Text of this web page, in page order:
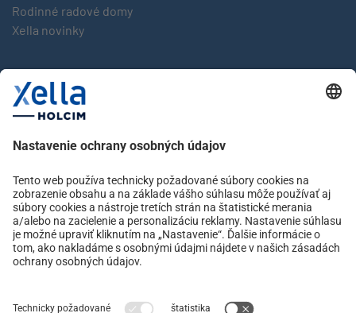
Rodinné radové domy
Xella novinky
Značky
multipor
Multipor new
silka
YTONG
Kontakt
Ochrana osobných údajov